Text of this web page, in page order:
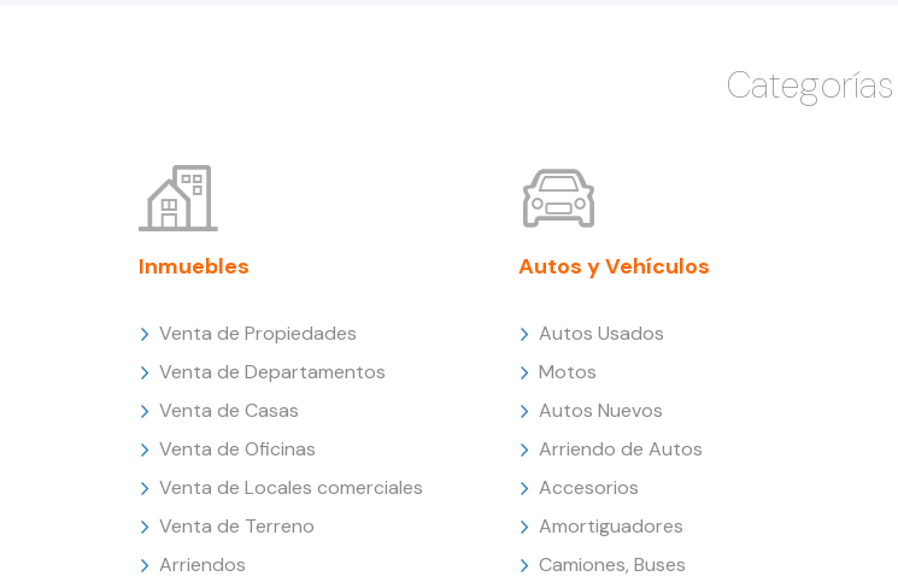
Categorías
Inmuebles
Venta de Propiedades
Venta de Departamentos
Venta de Casas
Venta de Oficinas
Venta de Locales comerciales
Venta de Terreno
Arriendos
Autos y Vehículos
Autos Usados
Motos
Autos Nuevos
Arriendo de Autos
Accesorios
Amortiguadores
Camiones, Buses